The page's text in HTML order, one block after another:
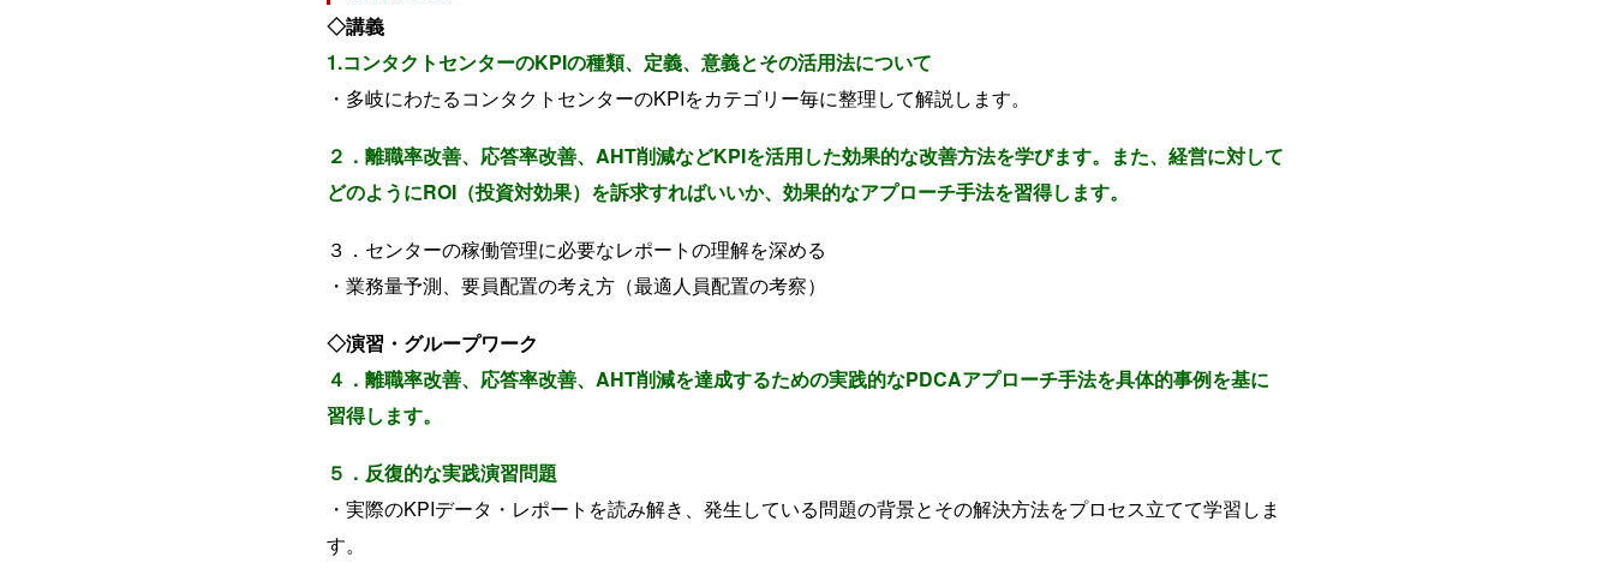
◇講義
1.コンタクトセンターのKPIの種類、定義、意義とその活用法について
・多岐にわたるコンタクトセンターのKPIをカテゴリー毎に整理して解説します。
２．離職率改善、応答率改善、AHT削減などKPIを活用した効果的な改善方法を学びます。また、経営に対して
どのようにROI（投資対効果）を訴求すればいいか、効果的なアプローチ手法を習得します。
３．センターの稼働管理に必要なレポートの理解を深める
・業務量予測、要員配置の考え方（最適人員配置の考察）
◇演習・グループワーク
４．離職率改善、応答率改善、AHT削減を達成するための実践的なPDCAアプローチ手法を具体的事例を基に
習得します。
５．反復的な実践演習問題
・実際のKPIデータ・レポートを読み解き、発生している問題の背景とその解決方法をプロセス立てて学習しま
す。